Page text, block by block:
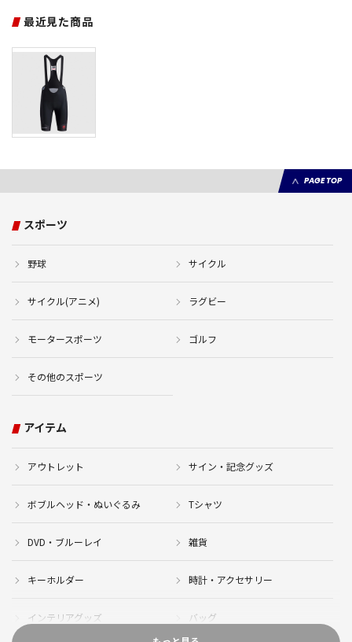
最近見た商品
PAGE TOP
スポーツ
野球 サイクル
サイクル(アニメ) ラグビー
モータースポーツ ゴルフ
その他のスポーツ
アイテム
アウトレット サイン・記念グッズ
ボブルヘッド・ぬいぐるみ Tシャツ
DVD・ブルーレイ 雑貨
キーホルダー 時計・アクセサリー
インテリアグッズ
バッグ